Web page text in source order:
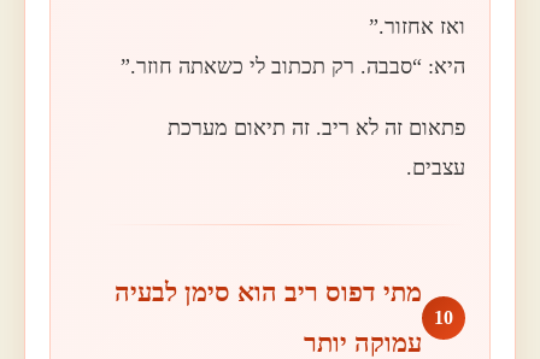
ואז אחזור.”
היא: “סבבה. רק תכתוב לי כשאתה חוזר.”
פתאום זה לא ריב. זה תיאום מערכת
עצבים.
10
מתי דפוס ריב הוא סימן לבעיה
עמוקה יותר